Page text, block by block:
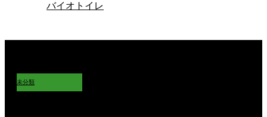
バイオトイレ
未分類